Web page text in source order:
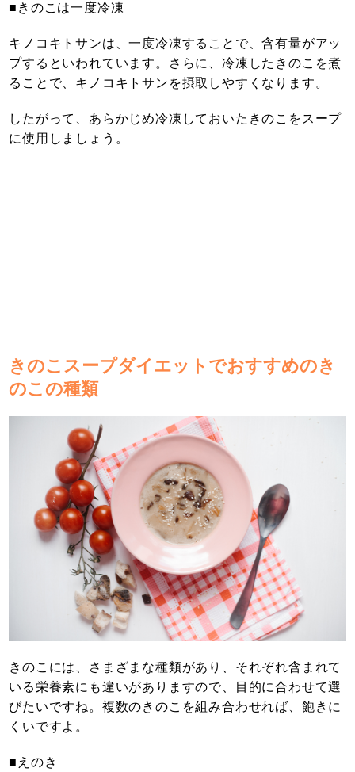
■きのこは一度冷凍
キノコキトサンは、一度冷凍することで、含有量がアッ
プするといわれています。さらに、冷凍したきのこを煮
ることで、キノコキトサンを摂取しやすくなります。
したがって、あらかじめ冷凍しておいたきのこをスープ
に使用しましょう。
きのこスープダイエットでおすすめのき
のこの種類
きのこには、さまざまな種類があり、それぞれ含まれて
いる栄養素にも違いがありますので、目的に合わせて選
びたいですね。複数のきのこを組み合わせれば、飽きに
くいですよ。
■えのき